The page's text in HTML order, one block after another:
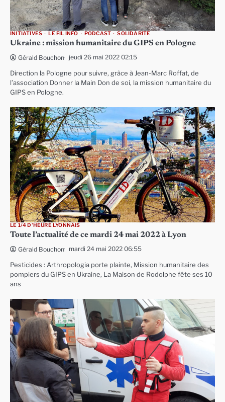
INITIATIVES LE FIL INFO PODCAST SOLIDARITÉ
Ukraine : mission humanitaire du GIPS en Pologne
Gérald Bouchon jeudi 26 mai 2022 02:15
Direction la Pologne pour suivre, grâce à Jean-Marc Roffat, de
l’association Donner la Main Don de soi, la mission humanitaire du
GIPS en Pologne.
LE 1/4 D'HEURE LYONNAIS
Toute l’actualité de ce mardi 24 mai 2022 à Lyon
Gérald Bouchon mardi 24 mai 2022 06:55
Pesticides : Arthropologia porte plainte, Mission humanitaire des
pompiers du GIPS en Ukraine, La Maison de Rodolphe fête ses 10
ans